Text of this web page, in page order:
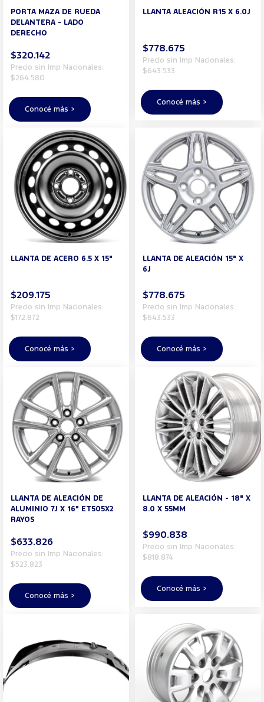
PORTA MAZA DE RUEDA
DELANTERA - LADO
DERECHO
$320.142
Precio sin Imp Nacionales:
$264.580
Conocé más >
LLANTA ALEACIÓN R15 X 6.0J
$778.675
Precio sin Imp Nacionales:
$643.533
Conocé más >
LLANTA DE ACERO 6.5 X 15"
$209.175
Precio sin Imp Nacionales:
$172.872
Conocé más >
LLANTA DE ALEACIÓN 15" X
6J
$778.675
Precio sin Imp Nacionales:
$643.533
Conocé más >
LLANTA DE ALEACIÓN DE
ALUMINIO 7J X 16" ET505X2
RAYOS
$633.826
Precio sin Imp Nacionales:
$523.823
Conocé más >
LLANTA DE ALEACIÓN - 18" X
8.0 X 55MM
$990.838
Precio sin Imp Nacionales:
$818.874
Conocé más >